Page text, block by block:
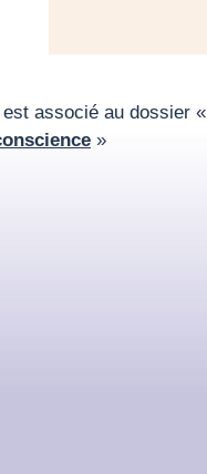
associé au dossier
»